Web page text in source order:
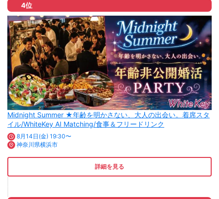
4位
Midnight Summer ★年齢を明かさない、大人の出会い。着席スタ
イル/WhiteKey AI Matching/食事＆フリードリンク
8月14日(金) 19:30〜
神奈川県横浜市
詳細を見る